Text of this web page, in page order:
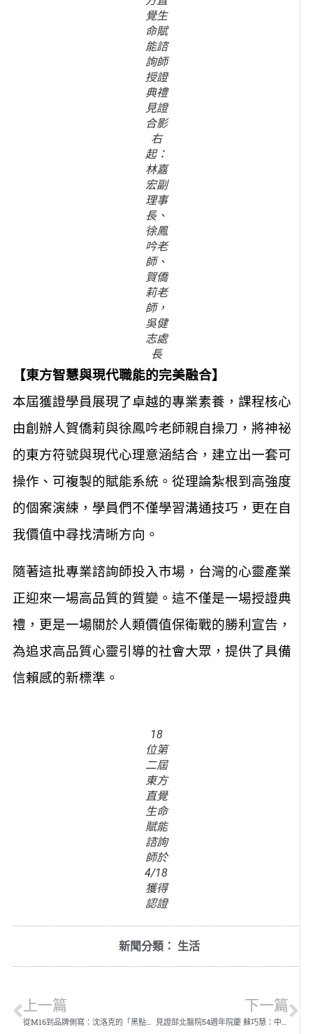
覺生
命賦
能諮
詢師
授證
典禮
見證
合影
右
起：
林嘉
宏副
理事
長、
徐鳳
吟老
師、
賀僑
莉老
師，
吳健
志處
長
【東方智慧與現代職能的完美融合】
本屆獲證學員展現了卓越的專業素養，課程核心
由創辦人賀僑莉與徐鳳吟老師親自操刀，將神祕
的東方符號與現代心理意涵結合，建立出一套可
操作、可複製的賦能系統。從理論紮根到高強度
的個案演練，學員們不僅學習溝通技巧，更在自
我價值中尋找清晰方向。
隨著這批專業諮詢師投入市場，台灣的心靈產業
正迎來一場高品質的質變。這不僅是一場授證典
禮，更是一場關於人類價值保衛戰的勝利宣告，
為追求高品質心靈引導的社會大眾，提供了具備
信賴感的新標準。
18
位第
二屆
東方
直覺
生命
賦能
諮詢
師於
4/18
獲得
認證
新聞分類： 生活
上一篇
從M16到品牌側寫：沈洛克的「黑點」哲學 用直諫面對
下一篇
見證部北醫院54週年院慶 蘇巧慧：中央地方共同努力 擴充地方親子醫療量能